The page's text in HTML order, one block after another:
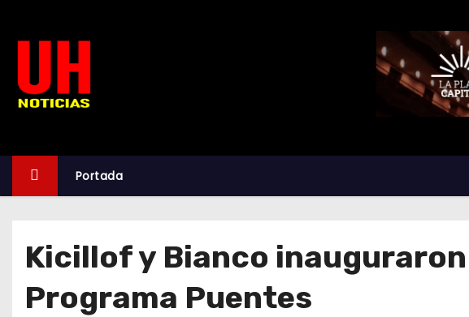
n
Portada
Kicillof y Bianco
Programa Puentes